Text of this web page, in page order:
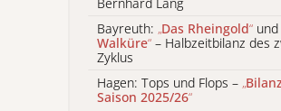
Bayreuth: „Das Rheingold“ und
Walküre“ – Halbzeitbilanz des
Zyklus
Hagen: Tops und Flops – „
Saison 2025/26“